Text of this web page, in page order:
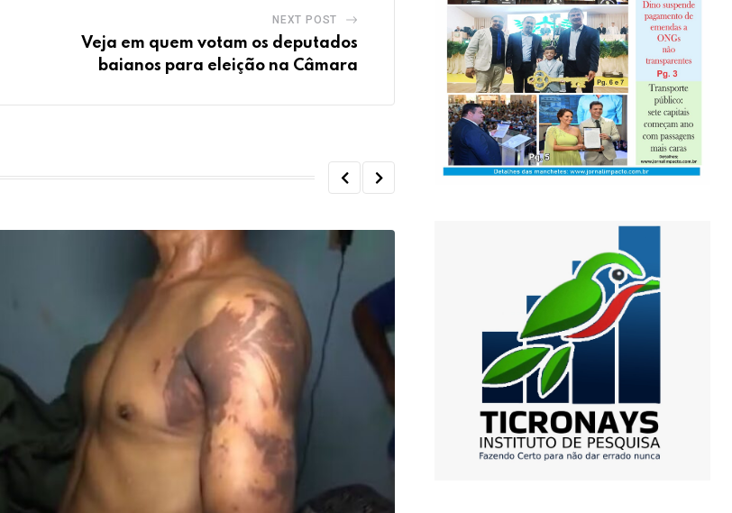
NEXT POST
Veja em quem votam os deputados
baianos para eleição na Câmara